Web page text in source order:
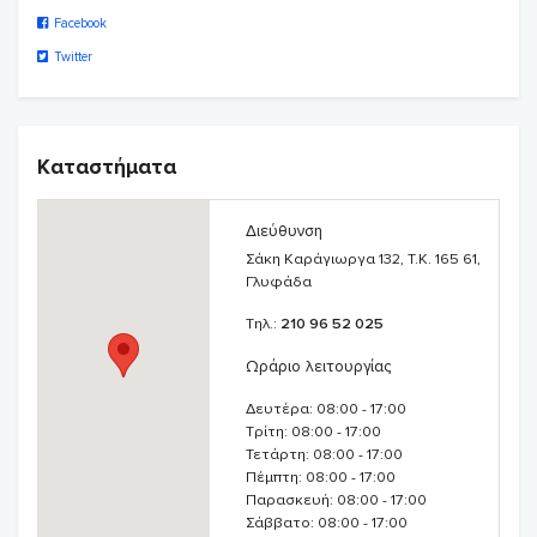
2. Babylino store
Babylino pants
Πάνες του μήνα
Sleep tight
Swimpants
5. Αντιηλιακά – Αντικουνουπικά
Facebook
Twitter
Καταστήματα
Διεύθυνση
Σάκη Καράγιωργα 132, T.K. 165 61,
Γλυφάδα
Τηλ.: 210 96 52 025
Ωράριο λειτουργίας
Δευτέρα: 08:00 - 17:00
Τρίτη: 08:00 - 17:00
Τετάρτη: 08:00 - 17:00
Πέμπτη: 08:00 - 17:00
Παρασκευή: 08:00 - 17:00
Σάββατο: 08:00 - 17:00